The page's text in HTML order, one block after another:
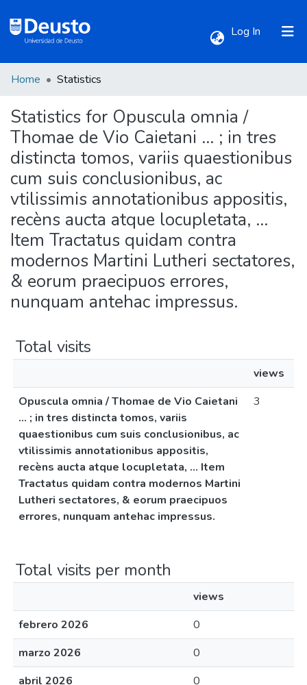
Log In (current)
All of DSpace
Home Statistics
Statistics for Opuscula omnia /
Thomae de Vio Caietani ... ; in tres
distincta tomos, variis quaestionibus
cum suis conclusionibus, ac
vtilissimis annotationibus appositis,
recèns aucta atque locupletata, ...
Item Tractatus quidam contra
modernos Martini Lutheri sectatores,
& eorum praecipuos errores,
nunquam antehac impressus.
Total visits
views
Opuscula omnia / Thomae de Vio Caietani
... ; in tres distincta tomos, variis
quaestionibus cum suis conclusionibus, ac
vtilissimis annotationibus appositis,
recèns aucta atque locupletata, ... Item
Tractatus quidam contra modernos Martini
Lutheri sectatores, & eorum praecipuos
errores, nunquam antehac impressus.
3
Total visits per month
views
febrero 2026
0
marzo 2026
0
abril 2026
0